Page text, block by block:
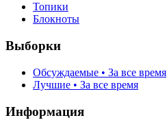
Топики
Блокноты
Выборки
Обсуждаемые • За все время
Лучшие • За все время
Информация